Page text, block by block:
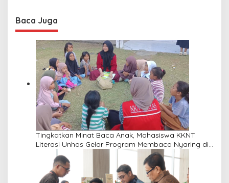
Baca Juga
Tingkatkan Minat Baca Anak, Mahasiswa KKNT
Literasi Unhas Gelar Program Membaca Nyaring di
Lima Dusun Desa Laikang